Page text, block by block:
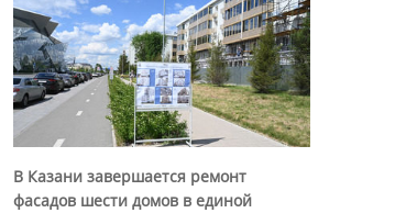
В Казани завершается ремонт
фасадов шести домов в единой